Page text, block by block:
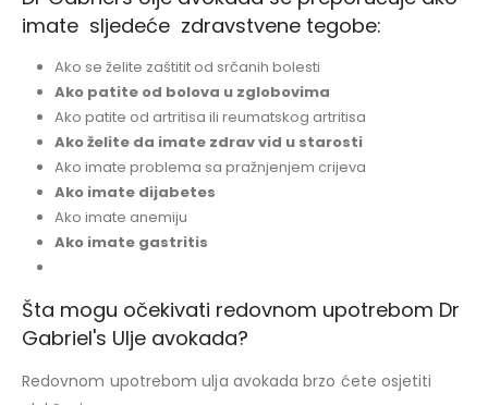
imate sljedeće zdravstvene tegobe:
Ako se želite zaštitit od srčanih bolesti
Ako patite od bolova u zglobovima
Ako patite od artritisa ili reumatskog artritisa
Ako želite da imate zdrav vid u starosti
Ako imate problema sa pražnjenjem crijeva
Ako imate dijabetes
Ako imate anemiju
Ako imate gastritis
Šta mogu očekivati redovnom upotrebom Dr
Gabriel's Ulje avokada?
Redovnom upotrebom ulja avokada brzo ćete osjetiti